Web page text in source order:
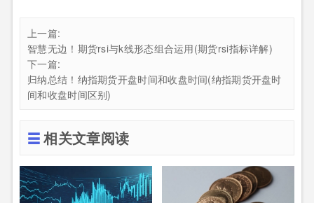
上一篇:
智慧无边！期货rsi与k线形态组合运用(期货rsi指标详解)
下一篇:
归纳总结！纳指期货开盘时间和收盘时间(纳指期货开盘时
间和收盘时间区别)
相关文章阅读